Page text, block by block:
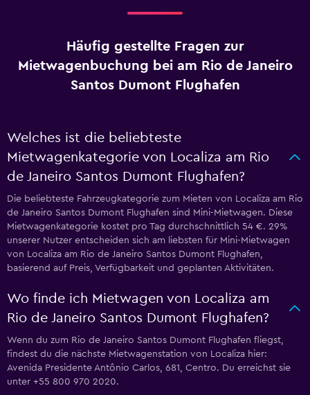
Häufig gestellte Fragen zur
Mietwagenbuchung bei am Rio de Janeiro
Santos Dumont Flughafen
Welches ist die beliebteste
Mietwagenkategorie von Localiza am Rio
de Janeiro Santos Dumont Flughafen?
Die beliebteste Fahrzeugkategorie zum Mieten von Localiza am Rio
de Janeiro Santos Dumont Flughafen sind Mini-Mietwagen. Diese
Mietwagenkategorie kostet pro Tag durchschnittlich 54 €. 29%
unserer Nutzer entscheiden sich am liebsten für Mini-Mietwagen
von Localiza am Rio de Janeiro Santos Dumont Flughafen,
basierend auf Preis, Verfügbarkeit und geplanten Aktivitäten.
Wo finde ich Mietwagen von Localiza am
Rio de Janeiro Santos Dumont Flughafen?
Wenn du zum Rio de Janeiro Santos Dumont Flughafen fliegst,
findest du die nächste Mietwagenstation von Localiza hier:
Avenida Presidente Antônio Carlos, 681, Centro. Du erreichst sie
unter +55 800 970 2020.